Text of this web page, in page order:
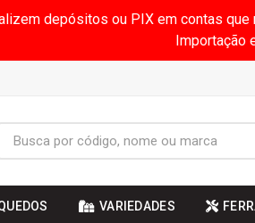
depósitos ou PIX em contas
Importação
VARIEDADES